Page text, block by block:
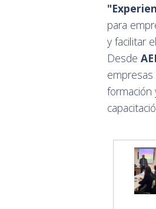
para
y facilitar
Desde
formación